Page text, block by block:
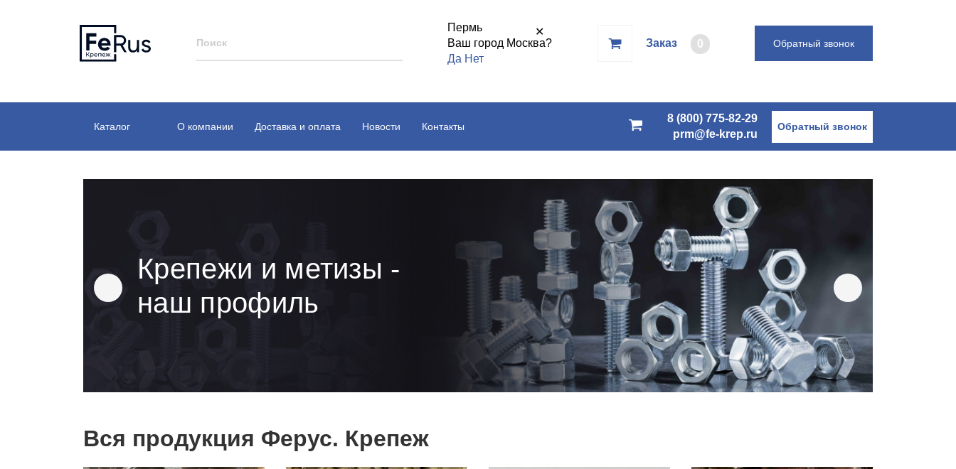
Пермь
✕
Ваш город Москва?
Да Нет
Заказ 0 Обратный звонок
Каталог О компании Доставка и оплата Новости Контакты
8 (800) 775-82-29
prm@fe-krep.ru
Обратный звонок
Крепежи и метизы -
наш профиль
Вся продукция Ферус. Крепеж